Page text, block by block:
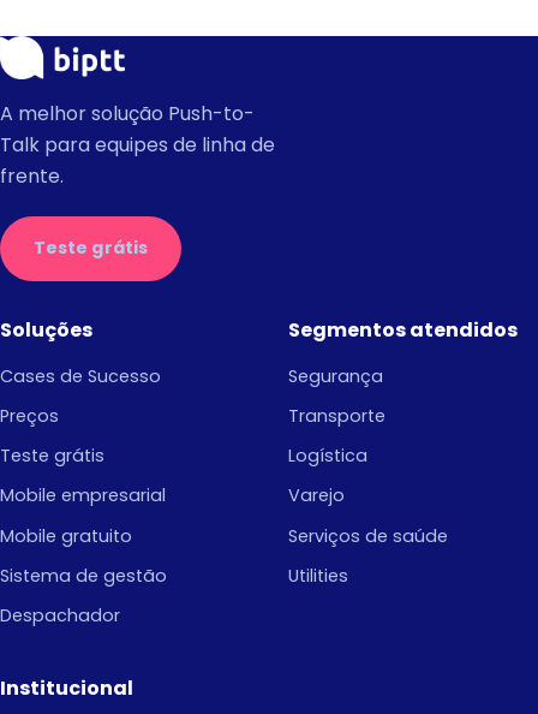
A melhor solução Push-to-
Talk para equipes de linha de
frente.
Teste grátis
Soluções
Cases de Sucesso
Preços
Teste grátis
Mobile empresarial
Mobile gratuito
Sistema de gestão
Despachador
Segmentos atendidos
Segurança
Transporte
Logística
Varejo
Serviços de saúde
Utilities
Institucional